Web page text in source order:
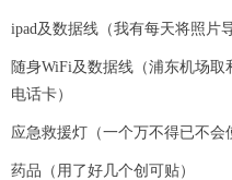
ipad及数据线（我有每天将照片
随身WiFi及数据线（浦东机场
电话卡）
应急救援灯（一个万不得已不会
药品（用了好几个创可贴）